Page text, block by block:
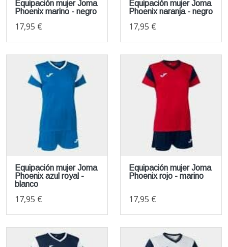
Equipación mujer Joma
Phoenix marino - negro
17,95 €
Equipación mujer Joma
Phoenix naranja - negro
17,95 €
Equipación mujer Joma
Phoenix azul royal -
blanco
17,95 €
Equipación mujer Joma
Phoenix rojo - marino
17,95 €